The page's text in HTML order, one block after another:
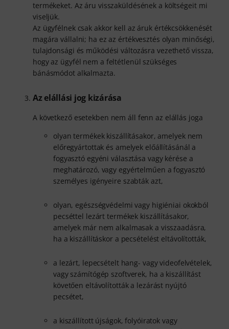
termékeket. Az áru visszaküldésének a költségeit mi
viseljük.
Az ügyfélnek csak akkor kell az áruk értékcsökkenését
magára vállalni; ha ez az értékvesztés olyan minőségi,
tulajdonsági és működési változásra vezethető vissza,
hogy az ügyfél nem a feltétlenül szükséges
bánásmódot alkalmazta.
Az elállási jog kizárása
A következő esetekben nem áll fenn az elállás joga
olyan termékek kiszállításakor, amelyek nem
előregyártottak és amelyek előállításánál a
fogyasztó egyéni választása vagy kérése a
meghatározó, vagy egyértelműen a fogyasztó
személyes igényeire szabták azt,
olyan, egészségvédelmi vagy higiéniai okokból
pecséttel lezárt termékek kiszállításakor,
amelyek már nem alkalmasak a visszaadásra,
ha a kiszállításkor a pecsételést eltávolították,
a lezárt, lepecsételt hang- vagy videofelvételek,
vagy számítógép szoftverek, ha a kiszállítást
követően eltávolították a lezárást nyújtó
pecsétet,
a kiszállított újságok, folyóiratok vagy